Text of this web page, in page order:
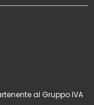
al Gruppo IVA